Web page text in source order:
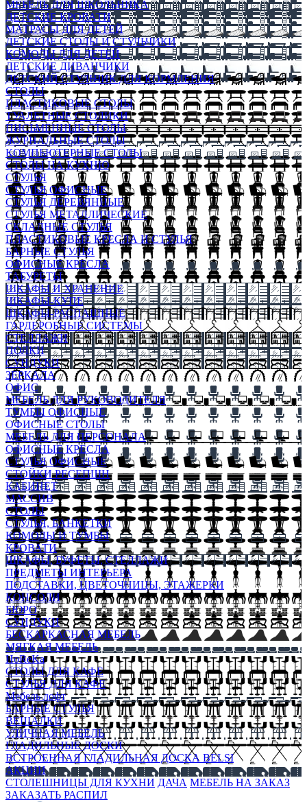
МЕБЕЛЬ ДЛЯ ШКОЛЬНИКА
ДЕТСКИЕ КРОВАТИ
МАТРАСЫ ДЛЯ ДЕТЕЙ
ДЕТСКИЕ СТОЛЫ И СТУЛЬЧИКИ
КОМОДЫ ДЛЯ ДЕТЕЙ
ДЕТСКИЕ ДИВАНЧИКИ
ДЕТСКИЙ СТУЛЬЧИК ДЛЯ КОРМЛЕНИЯ
СТОЛЫ
ПЛАСТИКОВЫЕ СТОЛЫ
ТУАЛЕТНЫЕ СТОЛИКИ
ПИСЬМЕННЫЕ СТОЛЫ
ЖУРНАЛЬНЫЕ СТОЛЫ
КОМПЬЮТЕРНЫЕ СТОЛЫ
СТОЛЫ НА КУХНЮ
СТУЛЬЯ
СТУЛЬЯ ОФИСНЫЕ
СТУЛЬЯ ДЕРЕВЯННЫЕ
СТУЛЬЯ МЕТАЛЛИЧЕСКИЕ
СКЛАДНЫЕ СТУЛЬЯ
ПЛАСТИКОВЫЕ КРЕСЛА И СТУЛЬЯ
БАРНЫЕ СТУЛЬЯ
ОФИСНЫЕ КРЕСЛА
ТАБУРЕТЫ
ШКАФЫ И ХРАНЕНИЕ
ШКАФЫ-КУПЕ
ШКАФЫ-РАСПАШНЫЕ
ГАРДЕРОБНЫЕ СИСТЕМЫ
СТЕЛЛАЖИ
ПОЛКИ
СУНДУКИ
ЗЕРКАЛА
ОФИС
МЕБЕЛЬ ДЛЯ РУКОВОДИТЕЛЯ
ТУМБЫ ОФИСНЫЕ
ОФИСНЫЕ СТОЛЫ
МЕБЕЛЬ ДЛЯ ПЕРСОНАЛА
ОФИСНЫЕ КРЕСЛА
СТУЛЬЯ ОФИСНЫЕ
СТОЙКИ РЕСЕПШН
КАБИНЕТ
МАССИВ
СТОЛЫ
СТУЛЬЯ, БАНКЕТКИ
КОМОДЫ И ТУМБЫ
КРОВАТИ
ШКАФЫ, БУФЕТЫ, СТЕЛЛАЖИ
ПРЕДМЕТЫ ИНТЕРЬЕРА
ПОДСТАВКИ, ЦВЕТОЧНИЦЫ, ЭТАЖЕРКИ
КОНСОЛИ
БЮРО
СУНДУКИ
БЕСКАРКАСНАЯ МЕБЕЛЬ
МЯГКАЯ МЕБЕЛЬ
HoReKa
СТОЛЫ ДЛЯ КАФЕ
СТУЛЬЯ ДЛЯ КАФЕ
Мебель лофт
БАРНЫЕ СТУЛЬЯ
ВЕШАЛКИ
УЛИЧНАЯ МЕБЕЛЬ
ГЛАДИЛЬНЫЕ ДОСКИ
ВСТРОЕННАЯ ГЛАДИЛЬНАЯ ДОСКА BELSI
АКЦИИ
СТОЛЕШНИЦЫ ДЛЯ КУХНИ ДАЧА МЕБЕЛЬ НА ЗАКАЗ
ЗАКАЗАТЬ РАСПИЛ